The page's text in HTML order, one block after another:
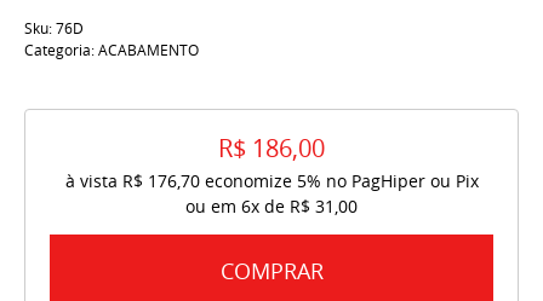
Sku:76D
Categoria:ACABAMENTO
R$ 186,00
à vista R$ 176,70economize 5% no PagHiper ou Pix
ou em 6x de R$ 31,00
COMPRAR